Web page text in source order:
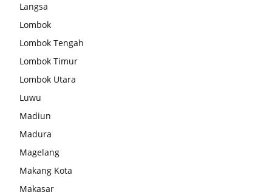
Langsa
Lombok
Lombok Tengah
Lombok Timur
Lombok Utara
Luwu
Madiun
Madura
Magelang
Makang Kota
Makasar